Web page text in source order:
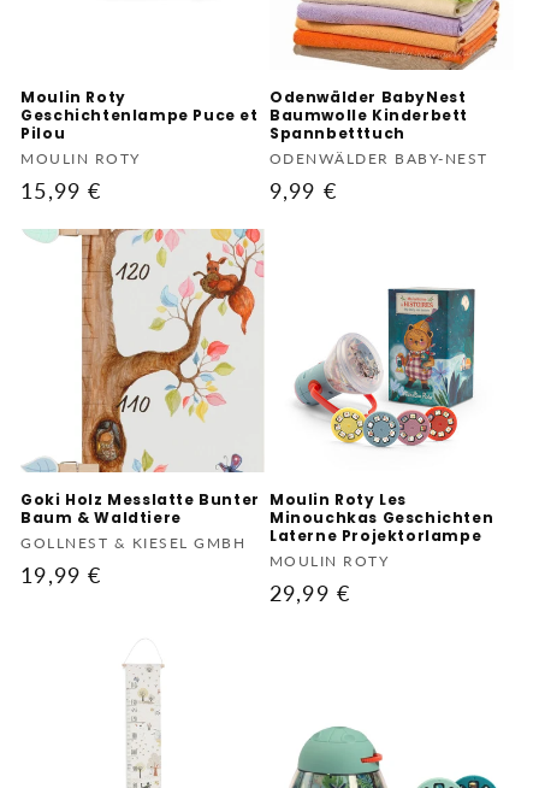
Moulin Roty
Geschichtenlampe Puce et
Pilou
Anbieter:
MOULIN ROTY
Normaler
15,99 €
Odenwälder BabyNest
Baumwolle Kinderbett
Spannbetttuch
Anbieter:
ODENWÄLDER BABY-NEST
Normaler
9,99 €
Goki Holz Messlatte Bunter
Baum & Waldtiere
Anbieter:
GOLLNEST & KIESEL GMBH
Normaler
19,99 €
Moulin Roty Les
Minouchkas Geschichten
Laterne Projektorlampe
Anbieter:
MOULIN ROTY
Normaler
29,99 €